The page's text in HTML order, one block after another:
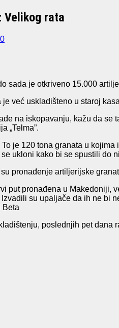
Velikog rata
0
sada je otkriveno 15.000
već uskladišteno u staroj
na iskopavanju, kažu da
„Telma”.
je 120 tona granata u
ukloni kako bi se spustili do
pronađenje artiljerijske
put pronađena u
su upaljače da ih ne bi
Beta
poslednjih pet